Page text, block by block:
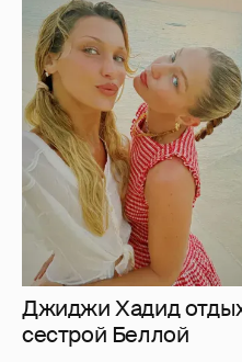
Джиджи Хадид
сестрой Беллой